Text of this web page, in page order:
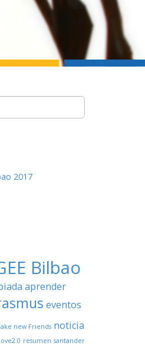
2017
Bilbao
aprender
eventos
new Friends noticia
resumen santander